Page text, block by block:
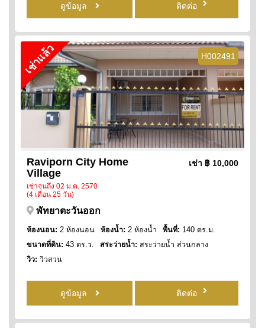
ดูข้อมูล ติดต่อ
H002491
เช่าแล้ว
Raviporn City Home
Village
เช่าจนถึง 02 ม.ค. 2570
(4 เดือน 25 วัน)
เช่า ฿ 10,000
พัทยาตะวันออก
ห้องนอน: 2 ห้องนอน ห้องน้ำ: 2 ห้องน้ำ พื้นที่: 140 ตร.ม.
ขนาดที่ดิน: 43 ตร.ว. สระว่ายน้ำ: สระว่ายน้ำ ส่วนกลาง
วิว: วิวสวน
ดูข้อมูล ติดต่อ